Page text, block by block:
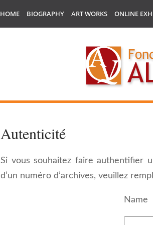
HOME BIOGRAPHY ART WORKS ONLINE
Autenticité
Si vous souhaitez faire authentifier
d’un numéro d’archives, veuillez
Name